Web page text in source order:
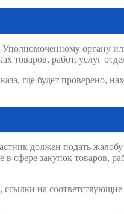
Уполномоченному
товаров, работ, услуг
где будет проверено,
должен подать
закупок товаров,
на соответствующие